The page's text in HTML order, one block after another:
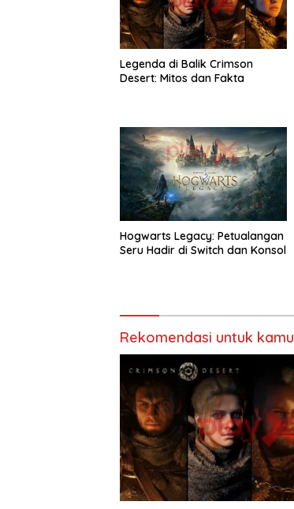
Legenda di Balik Crimson
Desert: Mitos dan Fakta
Hogwarts Legacy: Petualangan
Seru Hadir di Switch dan Konsol
Rekomendasi untuk kamu